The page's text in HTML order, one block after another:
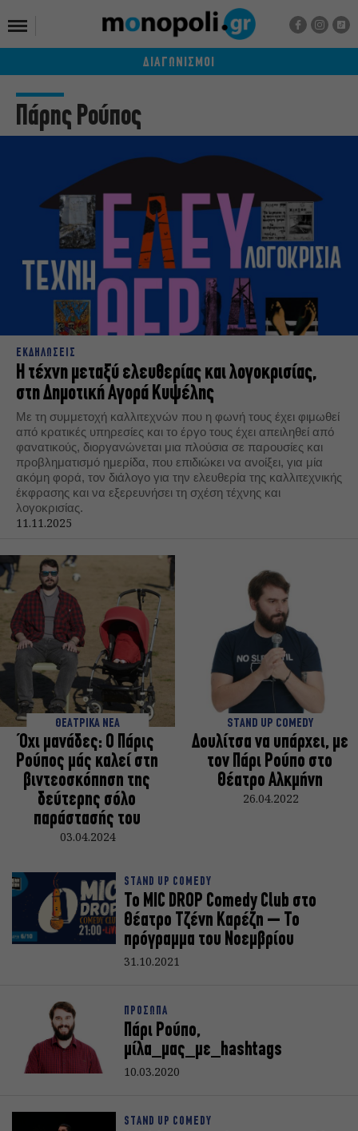
ΔΙΑΓΩΝΙΣΜΟΙ
Πάρης Ρούπος
ΕΚΔΗΛΩΣΕΙΣ
Η τέχνη μεταξύ ελευθερίας και λογοκρισίας,
στη Δημοτική Αγορά Κυψέλης
Με τη συμμετοχή καλλιτεχνών που η φωνή τους έχει φιμωθεί
από κρατικές υπηρεσίες και το έργο τους έχει απειληθεί από
φανατικούς, διοργανώνεται μια πλούσια σε παρουσίες και
προβληματισμό ημερίδα, που επιδιώκει να ανοίξει, για μία
ακόμη φορά, τον διάλογο για την ελευθερία της καλλιτεχνικής
έκφρασης και να εξερευνήσει τη σχέση τέχνης και
λογοκρισίας.
11.11.2025
ΘΕΑΤΡΙΚΑ ΝΕΑ
Όχι μανάδες: Ο Πάρις
Ρούπος μάς καλεί στη
βιντεοσκόπηση της
δεύτερης σόλο
παράστασής του
03.04.2024
STAND UP COMEDY
Δουλίτσα να υπάρχει, με
τον Πάρι Ρούπο στο
Θέατρο Αλκμήνη
26.04.2022
STAND UP COMEDY
Το MIC DROP Comedy Club στο
Θέατρο Τζένη Καρέζη – Το
πρόγραμμα του Νοεμβρίου
31.10.2021
ΠΡΟΣΩΠΑ
Πάρι Ρούπο,
μίλα_μας_με_hashtags
10.03.2020
STAND UP COMEDY